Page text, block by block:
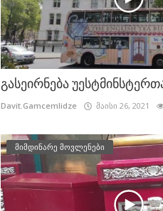
გასეირნება
Davit.Gamcemlidze მაისი 26, 2021
მიმდინარე მოვლენები